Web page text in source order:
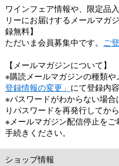
ワインフェア情報や、限定品
リーにお届けするメールマガ
録無料】
ただいま会員募集中です。 ご
【メールマガジンについて】
※購読メールマガジンの種類
登録情報の変更」 にて登録内
※パスワードがわからない場合
りパスワードを再発行してか
※メールマガジン配信停止をご
手続きください。
ショップ情報